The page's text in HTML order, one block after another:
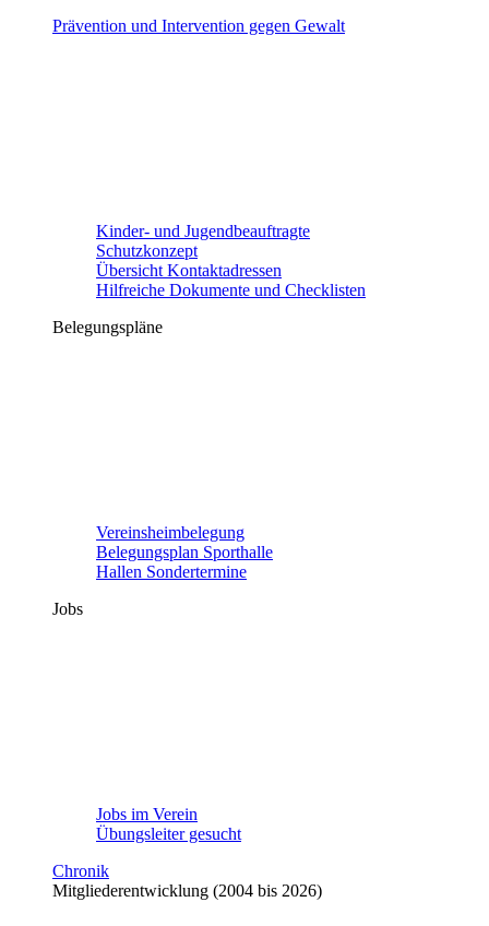
Prävention und Intervention gegen Gewalt
Kinder- und Jugendbeauftragte
Schutzkonzept
Übersicht Kontaktadressen
Hilfreiche Dokumente und Checklisten
Belegungspläne
Vereinsheimbelegung
Belegungsplan Sporthalle
Hallen Sondertermine
Jobs
Jobs im Verein
Übungsleiter gesucht
Chronik
Mitgliederentwicklung (2004 bis 2026)